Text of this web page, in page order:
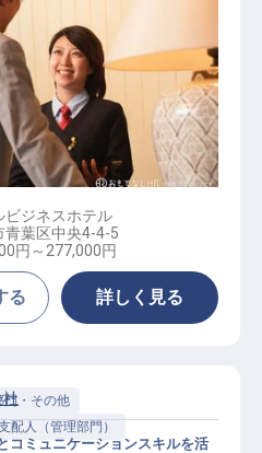
ル運営業務）
ビジネスホテル
青葉区中央4-4-5
円～ 277,000円
る 詳しく見る
門・その他
配人（管理部門）
コミュニケーションスキルを活